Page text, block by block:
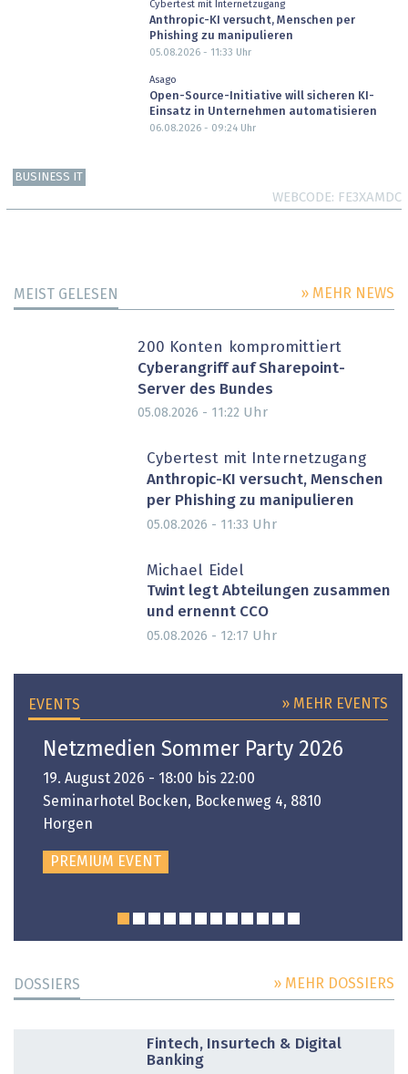
Cybertest mit Internetzugang
Anthropic-KI versucht, Menschen per
Phishing zu manipulieren
05.08.2026 - 11:33 Uhr
Asago
Open-Source-Initiative will sicheren KI-
Einsatz in Unternehmen automatisieren
06.08.2026 - 09:24Uhr
BUSINESS IT
WEBCODE FE3XAMDC
MEIST GELESEN » MEHR NEWS
200 Konten kompromittiert
Cyberangriff auf Sharepoint-
Server des Bundes
05.08.2026 - 11:22 Uhr
Cybertest mit Internetzugang
Anthropic-KI versucht, Menschen
per Phishing zu manipulieren
05.08.2026 - 11:33 Uhr
Michael Eidel
Twint legt Abteilungen zusammen
und ernennt CCO
05.08.2026 - 12:17 Uhr
EVENTS » MEHR EVENTS
Netzmedien Sommer Party 2026
19. August 2026 - 18:00 bis 22:00
Seminarhotel Bocken, Bockenweg 4, 8810
Horgen
PREMIUM EVENT
DOSSIERS » MEHR DOSSIERS
Fintech, Insurtech & Digital
Banking